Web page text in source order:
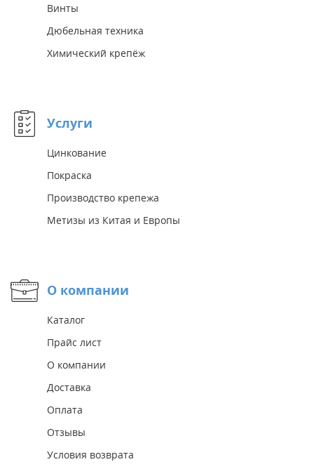
Винты
Дюбельная техника
Химический крепёж
Услуги
Цинкование
Покраска
Производство крепежа
Метизы из Китая и Европы
О компании
Каталог
Прайс лист
О компании
Доставка
Оплата
Отзывы
Условия возврата